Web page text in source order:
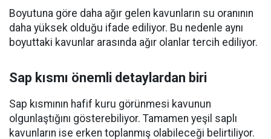
Boyutuna göre daha ağır gelen kavunların su oranının
daha yüksek olduğu ifade ediliyor. Bu nedenle aynı
boyuttaki kavunlar arasında ağır olanlar tercih ediliyor.
Sap kısmı önemli detaylardan biri
Sap kısmının hafif kuru görünmesi kavunun
olgunlaştığını gösterebiliyor. Tamamen yeşil saplı
kavunların ise erken toplanmış olabileceği belirtiliyor.